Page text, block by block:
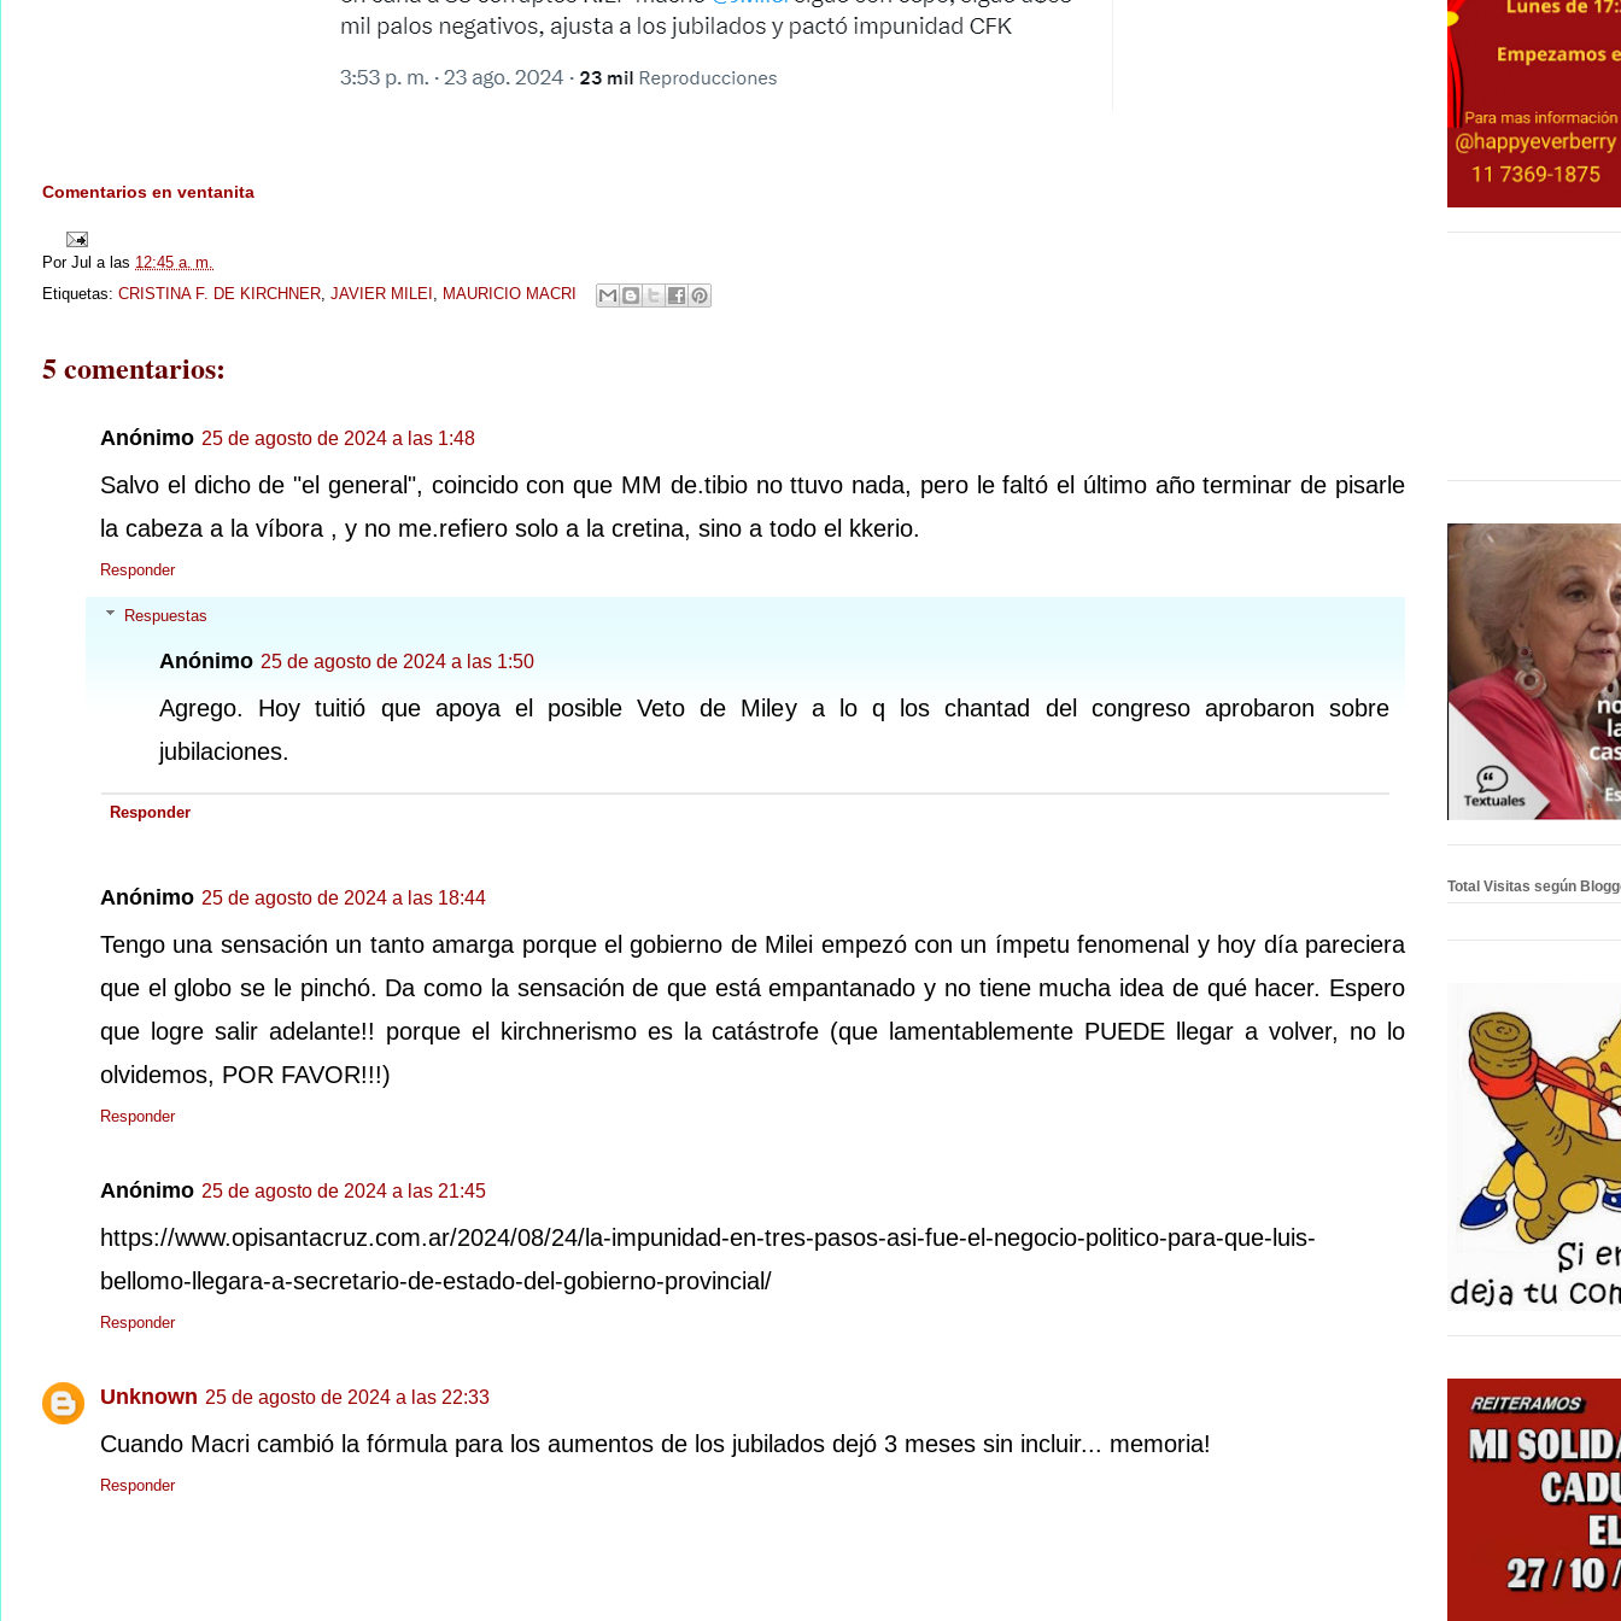
Comentarios en ventanita
Por Jul a las 12:45 a. m.
Etiquetas: CRISTINA F. DE KIRCHNER JAVIER MILEI MAURICIO MACRI
5 comentarios:
Anónimo 25 de agosto de 2024 a las 1:48
Salvo el dicho de "el general", coincido con que MM de.tibio no ttuvo nada, pero le faltó el último año terminar de pisarle
la cabeza a la víbora , y no me.refiero solo a la cretina, sino a todo el kkerio.
Responder
Respuestas
Anónimo 25 de agosto de 2024 a las 1:50
Agrego. Hoy tuitió que apoya el posible Veto de Miley a lo q los chantad del congreso aprobaron sobre
jubilaciones.
Responder
Anónimo 25 de agosto de 2024 a las 18:44
Tengo una sensación un tanto amarga porque el gobierno de Milei empezó con un ímpetu fenomenal y hoy día pareciera
que el globo se le pinchó. Da como la sensación de que está empantanado y no tiene mucha idea de qué hacer. Espero
que logre salir adelante!! porque el kirchnerismo es la catástrofe (que lamentablemente PUEDE llegar a volver, no lo
olvidemos, POR FAVOR!!!)
Responder
Anónimo 25 de agosto de 2024 a las 21:45
https://www.opisantacruz.com.ar/2024/08/24/la-impunidad-en-tres-pasos-asi-fue-el-negocio-politico-para-que-luis-
bellomo-llegara-a-secretario-de-estado-del-gobierno-provincial/
Responder
Unknown 25 de agosto de 2024 a las 22:33
Cuando Macri cambió la fórmula para los aumentos de los jubilados dejó 3 meses sin incluir... memoria!
Responder
Total Visitas según